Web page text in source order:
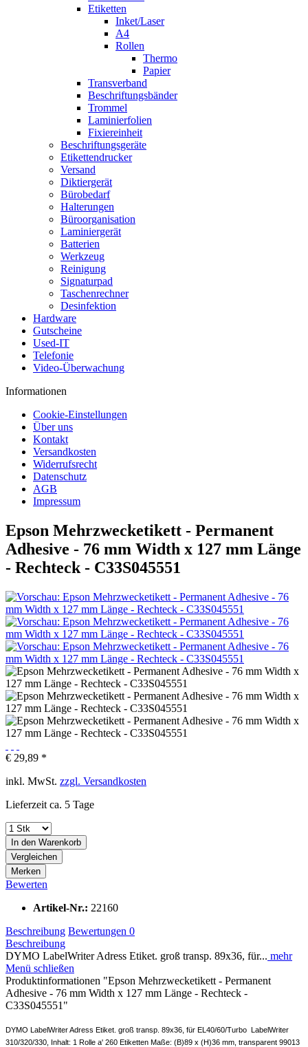
Etiketten
Inket/Laser
A4
Rollen
Thermo
Papier
Transverband
Beschriftungsbänder
Trommel
Laminierfolien
Fixiereinheit
Beschriftungsgeräte
Etikettendrucker
Versand
Diktiergerät
Bürobedarf
Halterungen
Büroorganisation
Laminiergerät
Batterien
Werkzeug
Reinigung
Signaturpad
Taschenrechner
Desinfektion
Hardware
Gutscheine
Used-IT
Telefonie
Video-Überwachung
Informationen
Cookie-Einstellungen
Über uns
Kontakt
Versandkosten
Widerrufsrecht
Datenschutz
AGB
Impressum
Epson Mehrzwecketikett - Permanent
Adhesive - 76 mm Width x 127 mm Länge
- Rechteck - C33S045551
€ 29,89 *
inkl. MwSt. zzgl. Versandkosten
Lieferzeit ca. 5 Tage
In den Warenkorb
Vergleichen
Merken
Bewerten
Artikel-Nr.: 22160
Beschreibung Bewertungen 0
Beschreibung
DYMO LabelWriter Adress Etiket. groß transp. 89x36, für... mehr
Menü schließen
Produktinformationen "Epson Mehrzwecketikett - Permanent
Adhesive - 76 mm Width x 127 mm Länge - Rechteck -
C33S045551"
DYMO LabelWriter Adress Etiket. groß transp. 89x36, für EL40/60/Turbo LabelWriter
310/320/330, Inhalt: 1 Rolle a' 260 Etiketten Maße: (B)89 x (H)36 mm, transparent 99013